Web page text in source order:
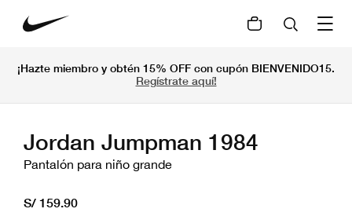
¡Hazte miembro y obtén 15% OFF con cupón BIENVENIDO15.
Regístrate aquí!
Jordan Jumpman 1984
Pantalón para niño grande
S/ 159.90